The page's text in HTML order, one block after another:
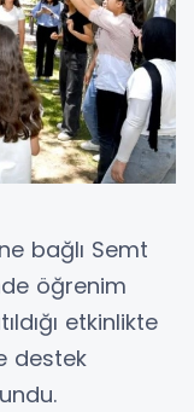
bağlı Semt
öğrenim
etkinlikte
destek